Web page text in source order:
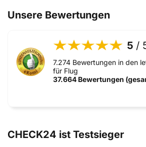
Unsere Bewertungen
5 /
7.274 Bewertungen in den
für Flug
37.664 Bewertungen
CHECK24 ist Testsieger